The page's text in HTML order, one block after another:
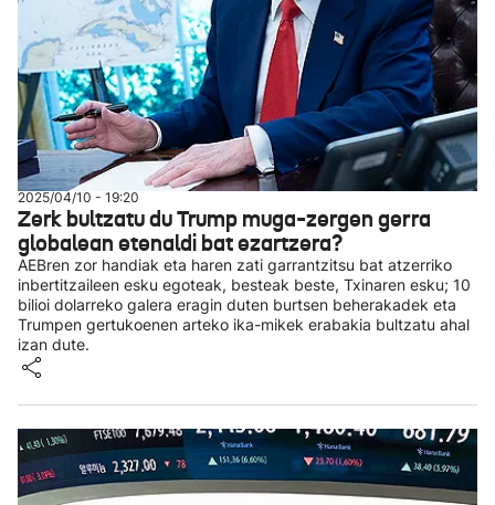
2025/04/10 - 19:20
Zerk bultzatu du Trump muga-zergen gerra
globalean etenaldi bat ezartzera?
AEBren zor handiak eta haren zati garrantzitsu bat atzerriko
inbertitzaileen esku egoteak, besteak beste, Txinaren esku; 10
bilioi dolarreko galera eragin duten burtsen beherakadek eta
Trumpen gertukoenen arteko ika-mikek erabakia bultzatu ahal
izan dute.